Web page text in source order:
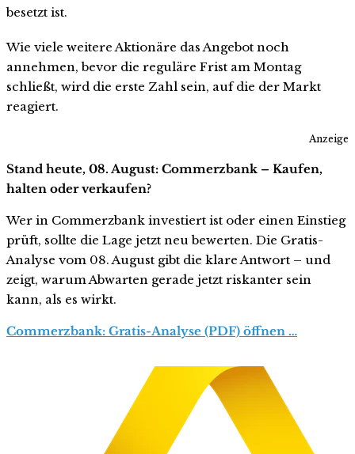
besetzt ist.
Wie viele weitere Aktionäre das Angebot noch
annehmen, bevor die reguläre Frist am Montag
schließt, wird die erste Zahl sein, auf die der Markt
reagiert.
Anzeige
Stand heute, 08. August: Commerzbank – Kaufen,
halten oder verkaufen?
Wer in Commerzbank investiert ist oder einen Einstieg
prüft, sollte die Lage jetzt neu bewerten. Die Gratis-
Analyse vom 08. August gibt die klare Antwort – und
zeigt, warum Abwarten gerade jetzt riskanter sein
kann, als es wirkt.
Commerzbank: Gratis-Analyse (PDF) öffnen …